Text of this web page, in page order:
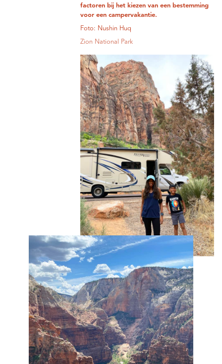
factoren bij het kiezen van een bestemming
voor een campervakantie.
Foto: Nushin Huq
Zion National Park